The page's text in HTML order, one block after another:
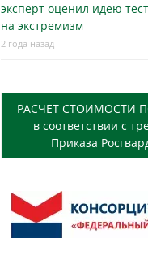
эксперт оценил идею
на экстремизм
2 года назад
РАСЧЕТ СТОИМОСТИ
в соответствии с
Приказа